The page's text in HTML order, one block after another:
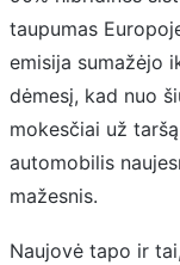
taupumas
emisija sumažėjo
dėmesį, kad nuo
mokesčiai už
automobilis
mažesnis.
Naujovė tapo ir